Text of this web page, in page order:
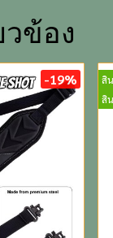
ข้อง
-19%
สิ
สิ